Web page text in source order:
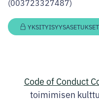
(003723327487)
YKSITYISYYSASETUKSET
Code of Conduct
toimimisen